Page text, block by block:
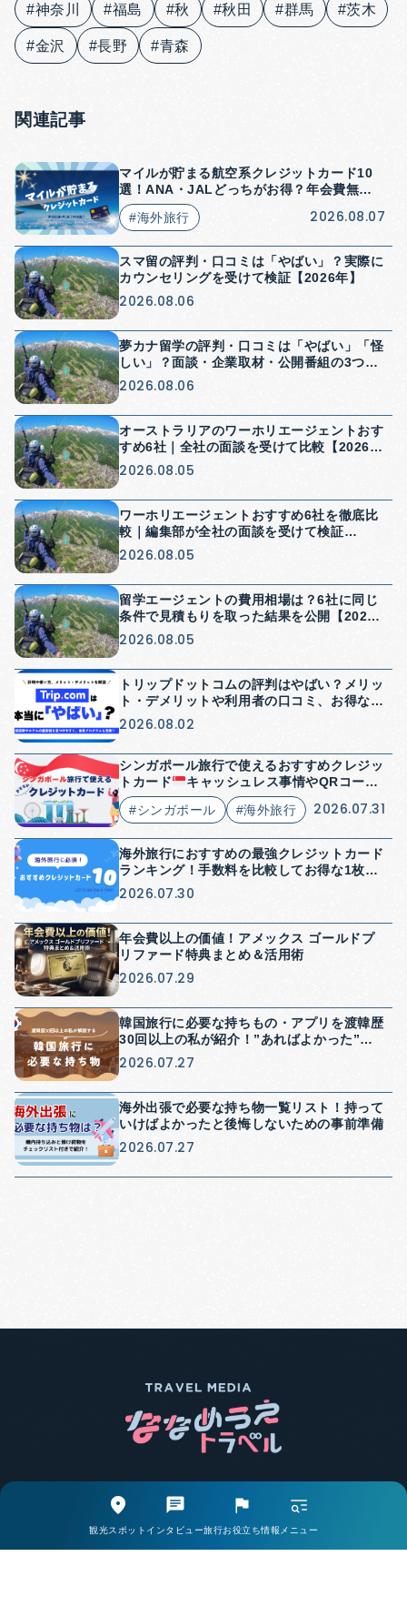
#神奈川 #福島 #秋 #秋田 #群馬 #茨木
#金沢 #長野 #青森
関連記事
マイルが貯まる航空系クレジットカード10
選！ANA・JALどっちがお得？年会費無料
はある？
#海外旅行
2026.08.07
スマ留の評判・口コミは「やばい」？実際に
カウンセリングを受けて検証【2026年】
2026.08.06
夢カナ留学の評判・口コミは「やばい」「怪
しい」？面談・企業取材・公開番組の3つか
ら検証【2026年】
2026.08.06
オーストラリアのワーホリエージェントおす
すめ6社｜全社の面談を受けて比較【2026
年】
2026.08.05
ワーホリエージェントおすすめ6社を徹底比
較｜編集部が全社の面談を受けて検証
【2026年】
2026.08.05
留学エージェントの費用相場は？6社に同じ
条件で見積もりを取った結果を公開【2026
年】
2026.08.05
トリップドットコムの評判はやばい？メリッ
ト・デメリットや利用者の口コミ、お得な使
い方を解説
2026.08.02
シンガポール旅行で使えるおすすめクレジッ
トカード
キャッシュレス事情やQRコード
決済についても解説
#シンガポール
#海外旅行 2026.07.31
海外旅行におすすめの最強クレジットカード
ランキング！手数料を比較してお得な1枚を
紹介
2026.07.30
年会費以上の価値！アメックス ゴールドプ
リファード特典まとめ＆活用術
2026.07.29
韓国旅行に必要な持ちもの・アプリを渡韓歴
30回以上の私が紹介！”あればよかった”を
防げる持ち物紹介
2026.07.27
海外出張で必要な持ち物一覧リスト！持って
いけばよかったと後悔しないための事前準備
2026.07.27
観光スポット インタビュー旅行お役立ち情報 メニュー
エリア別で探す
観光スポットから探す
取材・インタビューから探す